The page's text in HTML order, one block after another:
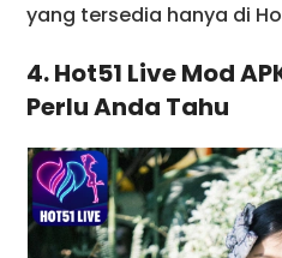
yang tersedia hanya di
4. Hot51 Live Mod
Perlu Anda Tahu